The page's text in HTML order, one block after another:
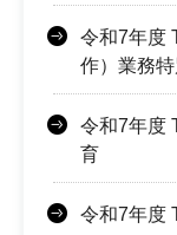
令和7年度
作）業務
令和7年度
育
令和7年度